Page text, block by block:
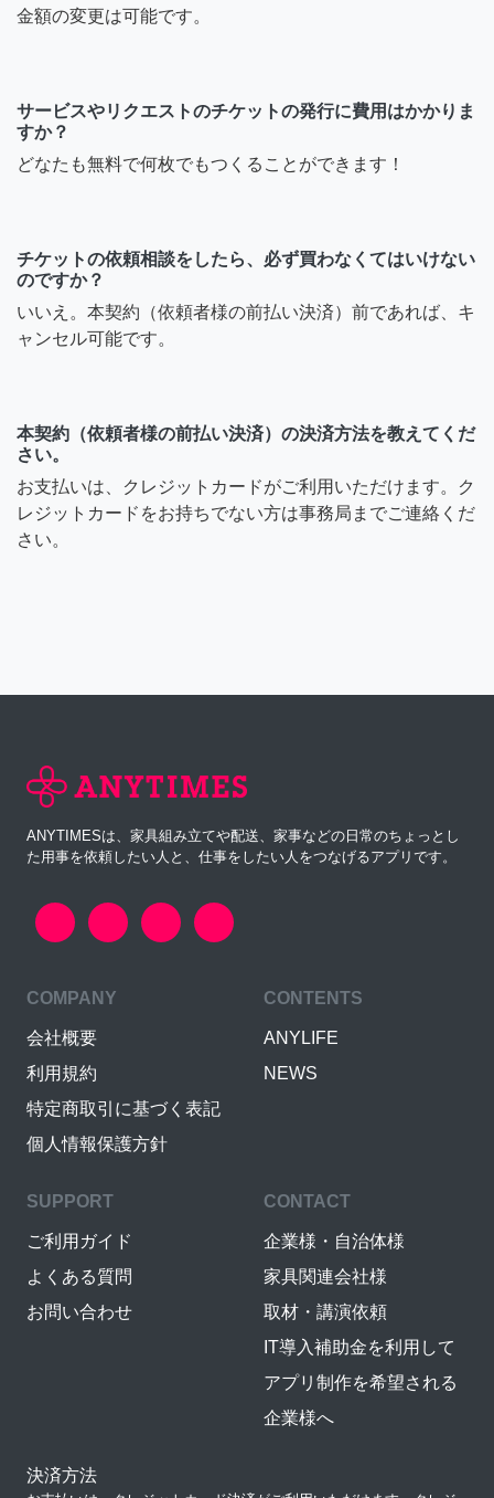
金額の変更は可能です。
サービスやリクエストのチケットの発行に費用はかかりま
すか？
どなたも無料で何枚でもつくることができます！
チケットの依頼相談をしたら、必ず買わなくてはいけない
のですか？
いいえ。本契約（依頼者様の前払い決済）前であれば、キ
ャンセル可能です。
本契約（依頼者様の前払い決済）の決済方法を教えてくだ
さい。
お支払いは、クレジットカードがご利用いただけます。ク
レジットカードをお持ちでない方は事務局までご連絡くだ
さい。
ANYTIMESは、家具組み立てや配送、家事などの日常のちょっとし
た用事を依頼したい人と、仕事をしたい人をつなげるアプリです。
COMPANY
会社概要
利用規約
特定商取引に基づく表記
個人情報保護方針
CONTENTS
ANYLIFE
NEWS
SUPPORT
ご利用ガイド
よくある質問
お問い合わせ
CONTACT
企業様・自治体様
家具関連会社様
取材・講演依頼
IT導入補助金を利用して
アプリ制作を希望される
企業様へ
決済方法